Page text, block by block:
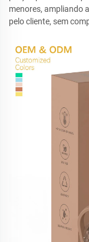
menores, ampliando
pelo cliente, sem